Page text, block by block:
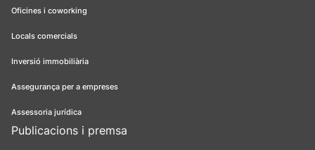
Oficines i coworking
Locals comercials
Inversió immobiliària
Assegurança per a empreses
Assessoria jurídica
Publicacions i premsa